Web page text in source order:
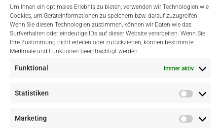
Um Ihnen ein optimales Erlebnis zu bieten, verwenden wir Technologien wie
Cookies, um Geräteinformationen zu speichern bzw. darauf zuzugreifen.
Wenn Sie diesen Technologien zustimmen, können wir Daten wie das
Surfverhalten oder eindeutige IDs auf dieser Website verarbeiten. Wenn Sie
Ihre Zustimmung nicht erteilen oder zurückziehen, können bestimmte
Merkmale und Funktionen beeinträchtigt werden.
Funktional Immer aktiv
Statistiken
Marketing
Einfach Online Bezahlen